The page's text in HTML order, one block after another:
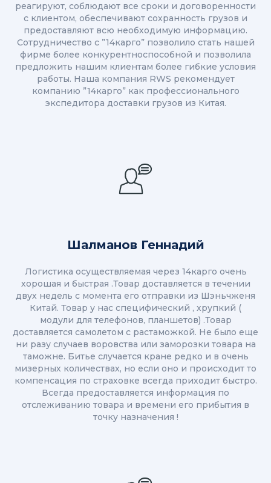
реагируют, соблюдают все сроки и договоренности
с клиентом, обеспечивают сохранность грузов и
предоставляют всю необходимую информацию.
Сотрудничество с ”14карго” позволило стать нашей
фирме более конкурентноспособной и позволила
предложить нашим клиентам более гибкие условия
работы. Наша компания RWS рекомендует
компанию ”14карго” как профессионального
экспедитора доставки грузов из Китая.
Шалманов Геннадий
Логистика осуществляемая через 14карго очень
хорошая и быстрая .Товар доставляется в течении
двух недель с момента его отправки из Шэньчженя
Китай. Товар у нас специфический , хрупкий (
модули для телефонов, планшетов) .Товар
доставляется самолетом с растаможкой. Не было еще
ни разу случаев воровства или заморозки товара на
таможне. Битье случается кране редко и в очень
мизерных количествах, но если оно и происходит то
компенсация по страховке всегда приходит быстро.
Всегда предоставляется информация по
отслеживанию товара и времени его прибытия в
точку назначения !